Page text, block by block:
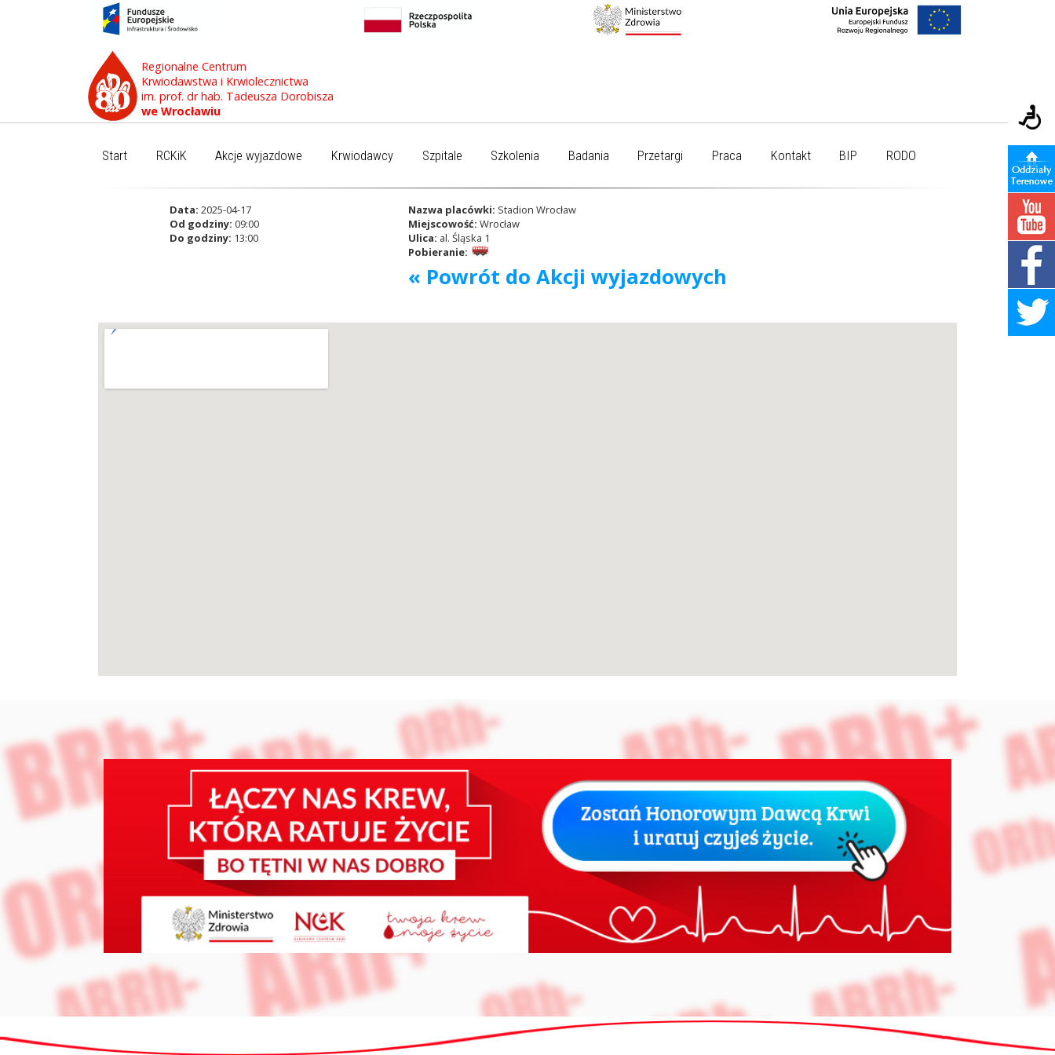
Regionalne Centrum
Krwiodawstwa i Krwiolecznictwa
im. prof. dr hab. Tadeusza Dorobisza
we Wrocławiu
Start RCKiK Akcje wyjazdowe Krwiodawcy Szpitale Szkolenia Badania Przetargi Praca Kontakt BIP RODO
Data: 2025-04-17
Od godziny: 09:00
Do godziny: 13:00
Nazwa placówki: Stadion Wrocław
Miejscowość: Wrocław
Ulica: al. Śląska 1
Pobieranie:
« Powrót do Akcji wyjazdowych